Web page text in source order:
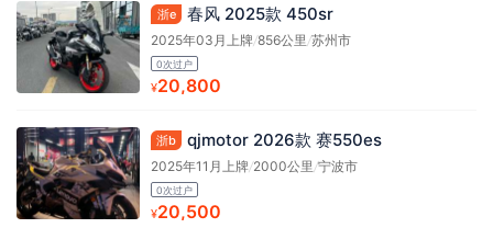
浙e 春风 2025款 450sr
2025年03月上牌/856公里/苏州市
0次过户
¥20,800
浙b qjmotor 2026款 赛550es
2025年11月上牌/2000公里/宁波市
0次过户
¥20,500